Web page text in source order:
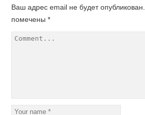
Ваш адрес email не будет опубликован.
помечены*